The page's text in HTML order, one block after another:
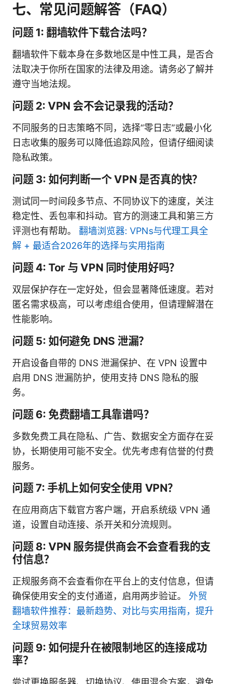
七、常见问题解答（FAQ）
问题 1: 翻墙软件下载合法吗？
翻墙软件下载本身在多数地区是中性工具，是否合
法取决于你所在国家的法律及用途。请务必了解并
遵守当地法规。
问题 2: VPN 会不会记录我的活动？
不同服务的日志策略不同，选择“零日志”或最小化
日志收集的服务可以降低追踪风险，但请仔细阅读
隐私政策。
问题 3: 如何判断一个 VPN 是否真的快？
测试同一时间段多节点、不同协议下的速度，关注
稳定性、丢包率和抖动。官方的测速工具和第三方
评测也有帮助。 翻墙浏览器: VPNs与代理工具全
解 + 最适合2026年的选择与实用指南
问题 4: Tor 与 VPN 同时使用好吗？
双层保护存在一定好处，但会显著降低速度。若对
匿名需求极高，可以考虑组合使用，但请理解潜在
性能影响。
问题 5: 如何避免 DNS 泄漏？
开启设备自带的 DNS 泄漏保护、在 VPN 设置中
启用 DNS 泄漏防护，使用支持 DNS 隐私的服
务。
问题 6: 免费翻墙工具靠谱吗？
多数免费工具在隐私、广告、数据安全方面存在妥
协，长期使用可能不安全。优先考虑有信誉的付费
服务。
问题 7: 手机上如何安全使用 VPN？
在应用商店下载官方客户端，开启系统级 VPN 通
道，设置自动连接、杀开关和分流规则。
问题 8: VPN 服务提供商会不会查看我的支
付信息？
正规服务商不会查看你在平台上的支付信息，但请
确保使用安全的支付通道，启用两步验证。 外贸
翻墙软件推荐：最新趋势、对比与实用指南，提升
全球贸易效率
问题 9: 如何提升在被限制地区的连接成功
率？